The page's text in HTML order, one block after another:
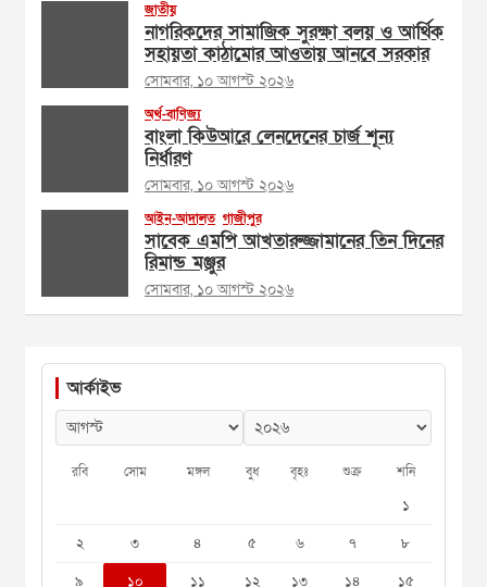
জাতীয়
নাগরিকদের সামাজিক সুরক্ষা বলয় ও আর্থিক
সহায়তা কাঠামোর আওতায় আনবে সরকার
সোমবার, ১০ আগস্ট ২০২৬
অর্থ-বাণিজ্য
বাংলা কিউআরে লেনদেনের চার্জ শূন্য
নির্ধারণ
সোমবার, ১০ আগস্ট ২০২৬
আইন-আদালত গাজীপুর
সাবেক এমপি আখতারুজ্জামানের তিন দিনের
রিমান্ড মঞ্জুর
সোমবার, ১০ আগস্ট ২০২৬
আর্কাইভ
রবি সোম মঙ্গল বুধ বৃহঃ শুক্র শনি
১
২
৩ ৪ ৫ ৬ ৭
৮
৯
১০ ১১ ১২ ১৩ ১৪ ১৫